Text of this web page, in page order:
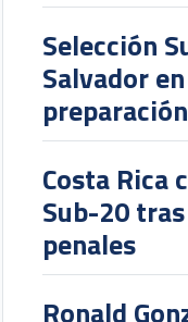
Selección
Salvador
preparación
Costa Rica
Sub-20
penales
Ronald